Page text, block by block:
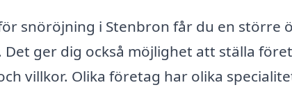
snöröjning i Stenbron får du en större
ger dig också möjlighet att ställa
villkor. Olika företag har olika